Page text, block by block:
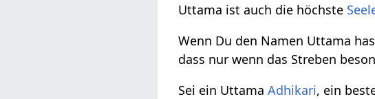
Uttama ist auch die höchste
Wenn Du den Namen Uttama
dass nur wenn das Streben
Sei ein UttamaAdhikari, ein